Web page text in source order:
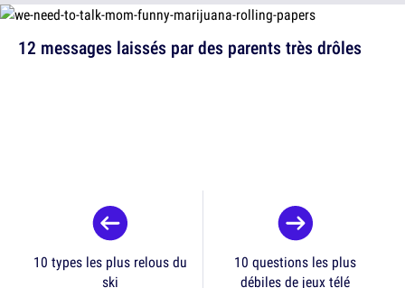
12 messages laissés par des parents très drôles
10 types les plus relous du
ski
10 questions les plus
débiles de jeux télé